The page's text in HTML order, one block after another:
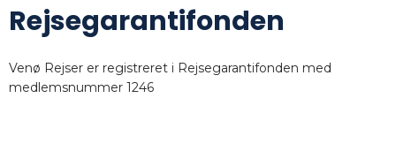
Rejsegarantifonden
​Venø Rejser er registreret i Rejsegarantifonden med
medlemsnummer 1246